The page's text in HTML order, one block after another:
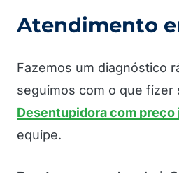
Atendimento
Fazemos um diagnóstico
seguimos com o que fizer
Desentupidora com preço
equipe.